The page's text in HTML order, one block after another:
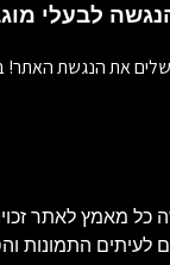
לבעלי
את הנגשת האתר!
כל מאמץ לאתר
התמונות